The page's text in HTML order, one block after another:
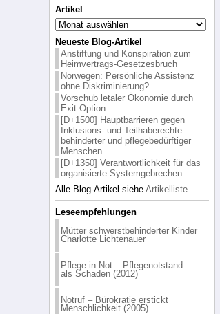
Artikel
Artikel
Neueste Blog-Artikel
Anstiftung und Konspiration zum
Heimvertrags-Gesetzesbruch
Norwegen: Persönliche Assistenz
ohne Diskriminierung?
Vorschub letaler Ökonomie durch
Exit-Option
[D+1500] Hauptbarrieren gegen
Inklusions- und Teilhaberechte
behinderter und pflegebedürftiger
Menschen
[D+1350] Verantwortlichkeit für das
organisierte Systemgebrechen
Alle Blog-Artikel siehe Artikelliste
Leseempfehlungen
Mütter schwerstbehinderter Kinder
Charlotte Lichtenauer
Pflege in Not – Pflegenotstand
als Schaden (2012)
Notruf – Bürokratie erstickt
Menschlichkeit (2005)